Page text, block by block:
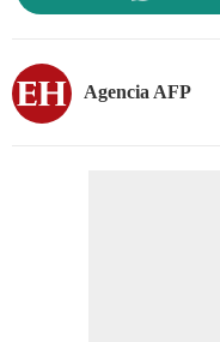
Agencia AFP